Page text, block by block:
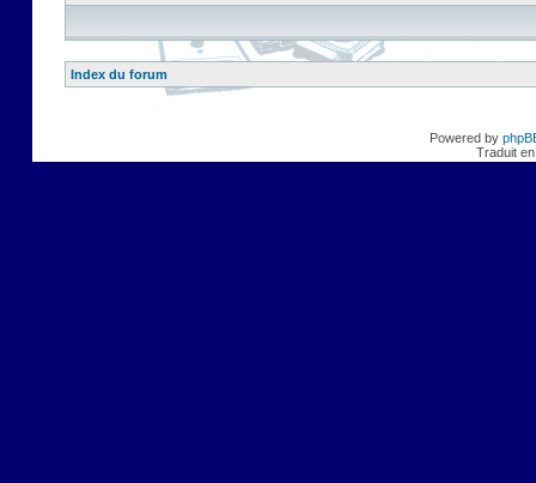
Index du forum
Powered by
Traduit